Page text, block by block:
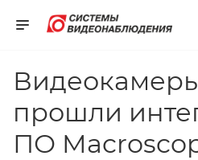
прошли
ПО